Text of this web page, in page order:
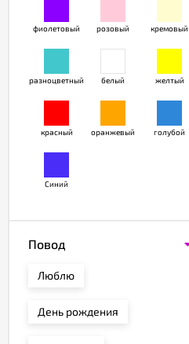
фиолетовый розовый кремовый
разноцветный белый желтый
красный оранжевый голубой
Синий
Повод
Люблю
День рождения